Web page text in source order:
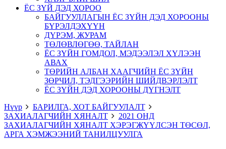
ЁС ЗҮЙ ДЭД ХОРОО
БАЙГУУЛЛАГЫН ЁС ЗҮЙН ДЭД ХОРООНЫ
БҮРЭЛДЭХҮҮН
ДҮРЭМ, ЖУРАМ
ТӨЛӨВЛӨГӨӨ, ТАЙЛАН
ЁС ЗҮЙН ГОМДОЛ, МЭДЭЭЛЭЛ ХҮЛЭЭН
АВАХ
ТӨРИЙН АЛБАН ХААГЧИЙН ЁС ЗҮЙН
ЗӨРЧИЛ, ТЭДГЭЭРИЙН ШИЙДВЭРЛЭЛТ
ЁС ЗҮЙН ДЭД ХОРООНЫ ДҮГНЭЛТ
Нүүр
БАРИЛГА, ХОТ БАЙГУУЛАЛТ
ЗАХИАЛАГЧИЙН ХЯНАЛТ
2021 ОНД
ЗАХИАЛАГЧИЙН ХЯНАЛТ ХЭРЭГЖҮҮЛСЭН ТӨСӨЛ,
АРГА ХЭМЖЭЭНИЙ ТАНИЛЦУУЛГА